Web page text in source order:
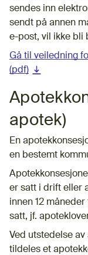
sendes inn
sendt på annen
e-post, vil ikke bli
Gå til veiledning
(pdf) (nedlastbar fil)
apotek)
En
en bestemt
er satt i drift eller
innen 12
satt, jf.
Ved utstedelse
tildeles et